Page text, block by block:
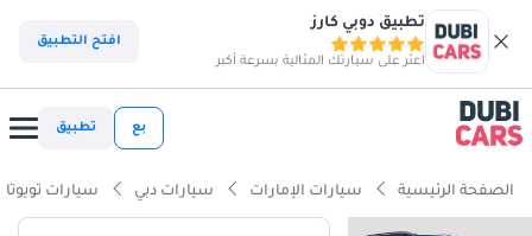
تطبيق دوبي كارز
اعثر على سيارتك المثالية بسرعة أكبر
افتح التطبيق
بع تطبيق
الصفحة الرئيسية سيارات الإمارات سيارات دبي سيارات تويوتا
ذكاء دوبي كارز
ذكاء دوبيكارز
مؤهلة فعلياً للسير على الطرق الوعرة